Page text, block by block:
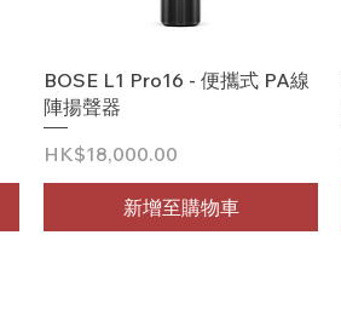
快速瀏覽
BOSE L1 Pro16 - 便攜式 PA線
陣揚聲器
價格
HK$18,000.00
新增至購物車